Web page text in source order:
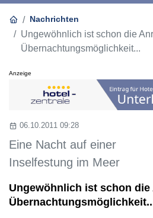
Nachrichten
Ungewöhnlich ist schon die
Übernachtungsmöglichkeit...
Anzeige
06.10.2011 09:28
Eine Nacht auf einer
Inselfestung im Meer
Ungewöhnlich ist schon die